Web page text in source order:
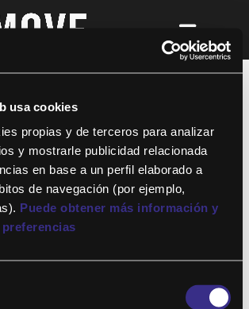
usa cookies
propias y de terceros para analizar
y mostrarle publicidad relacionada
en base a un perfil elaborado a
de navegación (por ejemplo,
Puede obtener más información y
de ALTAFIT MOVE tienes
acceder a todos nuestros
y clases online donde
quieras!